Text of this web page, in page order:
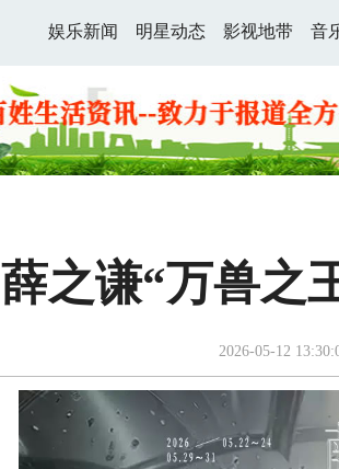
娱乐新闻 明星动态 影视地带 音
薛之谦“万兽之
2026-05-12